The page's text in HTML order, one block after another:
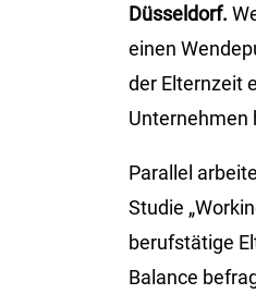
Düsseldorf.
einen
der Elternzeit
Unternehmen
Parallel
Studie
berufstätige
Balance